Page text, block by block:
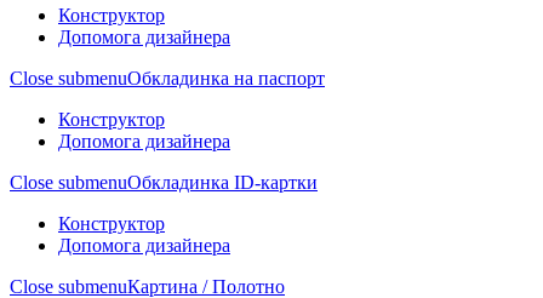
Конструктор
Допомога дизайнера
Close submenuОбкладинка на паспорт
Конструктор
Допомога дизайнера
Close submenuОбкладинка ID-картки
Конструктор
Допомога дизайнера
Close submenuКартина / Полотно